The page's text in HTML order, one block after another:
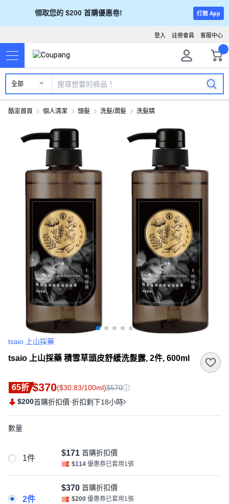
領取您的 $200 首購優惠卷! 打開 App
客服中心
註冊會員
登入
全部
酷澎首頁 個人清潔 頭髮 洗髮/潤髮 洗髮精
tsaio 上山採藥
tsaio 上山採藥 積雪草頭皮舒緩洗髮露, 2件, 600ml
65折 $370($30.83/100ml)$570
$200首購折扣價·折扣剩下18小時
數量
1件
$171 首購折扣價
$114 優惠券已套用1張
2件
$370 首購折扣價
$200 優惠券已套用1張